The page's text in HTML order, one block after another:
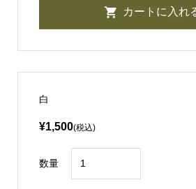
白
¥1,500(税込)
数量